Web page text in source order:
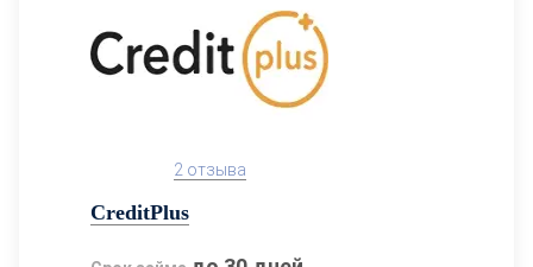
2 отзыва
CreditPlus